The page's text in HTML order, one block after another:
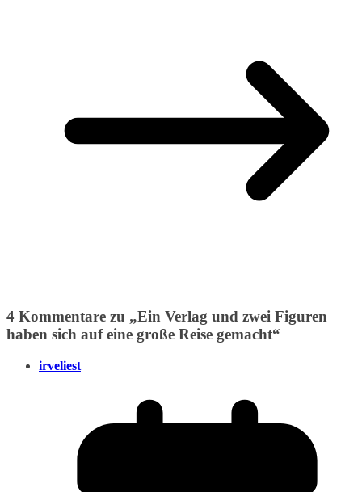
4 Kommentare zu „Ein Verlag und zwei Figuren
haben sich auf eine große Reise gemacht“
irveliest